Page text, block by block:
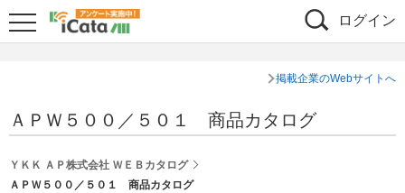
ログイン
掲載企業のWebサイトへ
ＡＰＷ５００／５０１ 商品カタログ
ＹＫＫ ＡＰ株式会社 ＷＥＢカタログ
ＡＰＷ５００／５０１ 商品カタログ